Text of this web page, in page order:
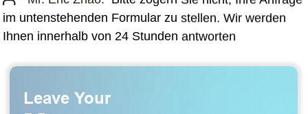
im untenstehenden Formular zu stellen. Wir werden
Ihnen innerhalb von 24 Stunden antworten